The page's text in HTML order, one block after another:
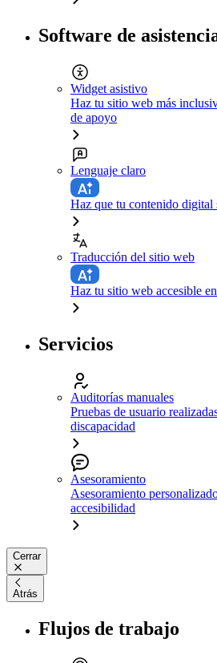
Software de
Widget asistivo
Haz tu sitio web más
de apoyo
Lenguaje claro
Haz que tu contenido digital
Traducción del sitio web
Haz tu sitio web accesible
Servicios
Auditorías manuales
Pruebas de usuario
discapacidad
Asesoramiento
Asesoramiento
accesibilidad
Cerrar
Atrás
Flujos de trabajo